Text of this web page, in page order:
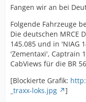
Fangen wir an bei
Folgende Fahrzeuge
Die deutschen MRCE
145.085 und in 'NIAG
'Zementaxi', Captrain
CabViews für die BR
[Blockierte Grafik:
_traxx-loks.jpg
]